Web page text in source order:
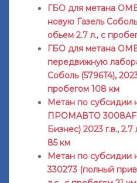
ГБО для метана
новую Газель
обьем 2.7 л., с
ГБО для метана
передвижную
Соболь (5796T4),
пробегом 108 км
Метан по субсидии
ПРОМАВТО 3008AF-
Бизнес) 2023 г.в.,
85 км
Метан по субсидии
330273 (полный